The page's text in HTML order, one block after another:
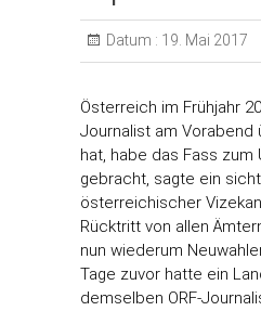
Datum : 19. Mai 2017
Österreich im Frühjahr
Journalist am
hat, habe das Fass zum
gebracht, sagte ein
österreichischer
Rücktritt von allen
nun wiederum
Tage zuvor hatte ein
demselben ORF-